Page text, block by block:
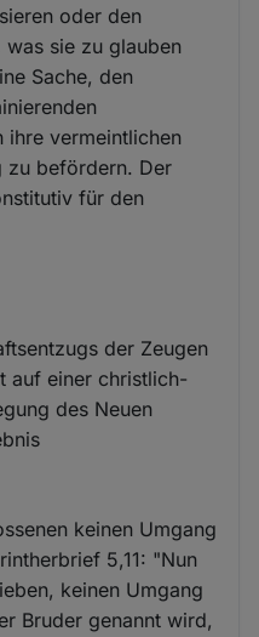
oder den
sie zu glauben
Sache, den
ihre vermeintlichen
zu befördern. Der
für den
der Zeugen
auf einer christlich-
des Neuen
keinen Umgang
5,11: "Nun
keinen Umgang
Bruder genannt wird,